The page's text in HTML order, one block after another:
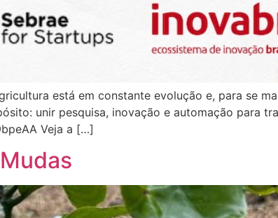
está em constante evolução e, para se
unir pesquisa, inovação e automação para
Veja a […]